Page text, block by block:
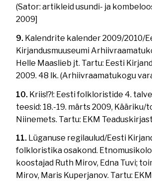
(Sator: artikleid usundi- ja
2009]
9. Kalendrite kalender 2009/2010/
Kirjandusmuuseumi
Helle Maaslieb jt. Tartu: Eesti
2009. 48 lk. (Arhiivraamatukogu
10. Kriis!?!: Eesti folkloristide 4.
teesid: 18.-19. märts 2009, Kääriku/
Niinemets. Tartu: EKM
11. Lüganuse regilaulud/Eesti
folkloristika osakond.
koostajad Ruth Mirov, Edna Tuvi;
Mirov, Maris Kuperjanov. Tartu: EKM